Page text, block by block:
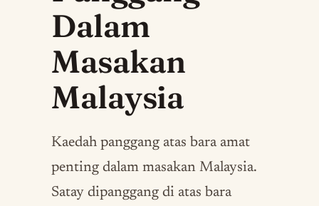
Dalam
Masakan
Malaysia
Kaedah panggang atas bara amat
penting dalam masakan Malaysia.
Satay dipanggang di atas bara